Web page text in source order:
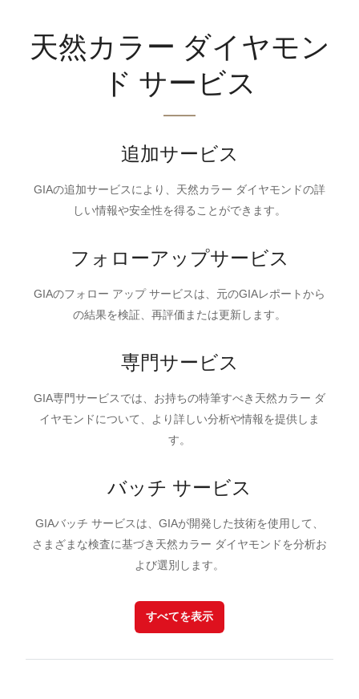
天然カラー ダイヤモン
ド サービス
追加サービス
GIAの追加サービスにより、天然カラー ダイヤモンドの詳
しい情報や安全性を得ることができます。
フォローアップサービス
GIAのフォロー アップ サービスは、元のGIAレポートから
の結果を検証、再評価または更新します。
専門サービス
GIA専門サービスでは、お持ちの特筆すべき天然カラー ダ
イヤモンドについて、より詳しい分析や情報を提供しま
す。
バッチ サービス
GIAバッチ サービスは、GIAが開発した技術を使用して、
さまざまな検査に基づき天然カラー ダイヤモンドを分析お
よび選別します。
すべてを表示